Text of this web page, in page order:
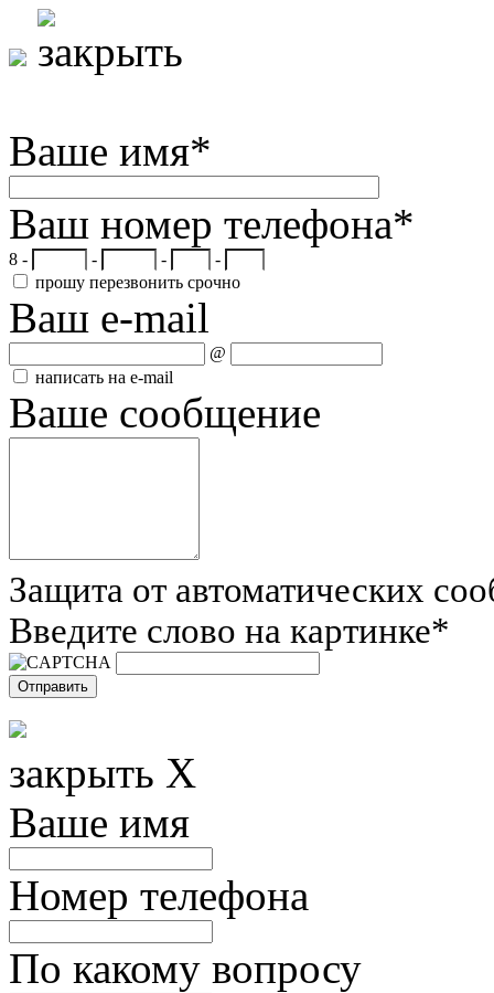
Ваше имя*
Ваш номер телефона*
8 - - -
-
прошу перезвонить срочно
Ваш e-mail
@
написать на e-mail
Ваше сообщение
Защита от автоматических
Введите слово на картинке*
закрыть X
Ваше имя
Номер телефона
По какому вопросу